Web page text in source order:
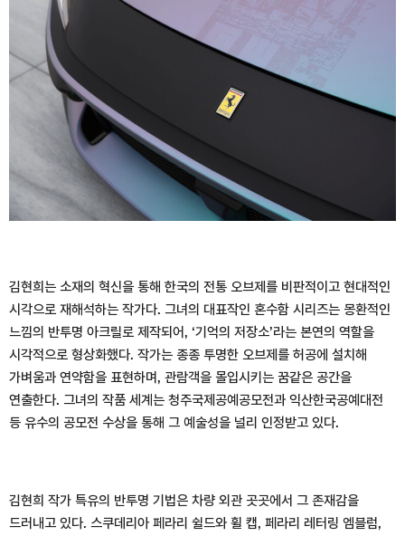
김현희는 소재의 혁신을 통해 한국의 전통 오브제를 비판적이고 현대적인
시각으로 재해석하는 작가다. 그녀의 대표작인 혼수함 시리즈는 몽환적인
느낌의 반투명 아크릴로 제작되어, ‘기억의 저장소’라는 본연의 역할을
시각적으로 형상화했다. 작가는 종종 투명한 오브제를 허공에 설치해
가벼움과 연약함을 표현하며, 관람객을 몰입시키는 꿈같은 공간을
연출한다. 그녀의 작품 세계는 청주국제공예공모전과 익산한국공예대전
등 유수의 공모전 수상을 통해 그 예술성을 널리 인정받고 있다.
김현희 작가 특유의 반투명 기법은 차량 외관 곳곳에서 그 존재감을
드러내고 있다. 스쿠데리아 페라리 쉴드와 휠 캡, 페라리 레터링 엠블럼,